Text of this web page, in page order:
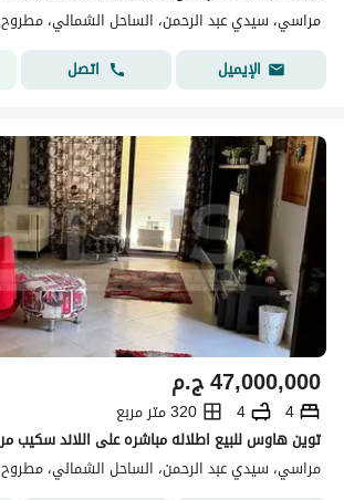
مراسي، سيدي عبد الرحمن، الساحل الشمالي، مطروح
الإيميل
اتصل
ج.م47,000,000
4
4
320 متر مربع
مراسي، سيدي عبد الرحمن، الساحل الشمالي، مطروح